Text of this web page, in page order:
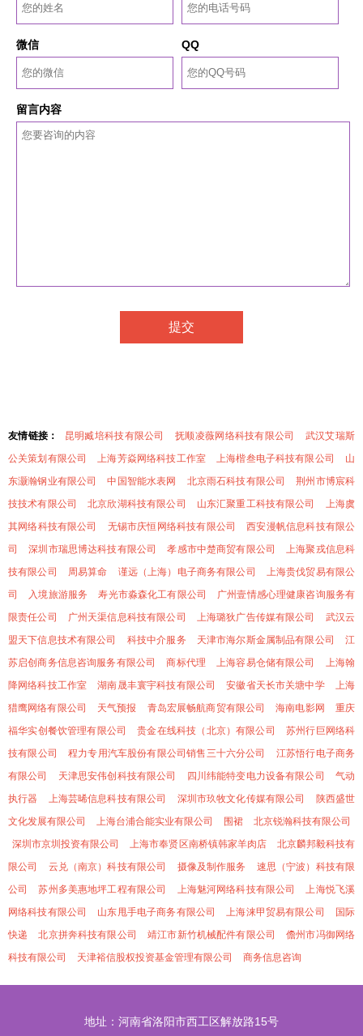
微信 QQ
留言内容
友情链接： 昆明臧培科技有限公司 抚顺凌薇网络科技有限公司
武汉艾瑞斯
公关策划有限公司
上海芳焱网络科技工作室 上海楷叁电子科技有限公司
山
东灏瀚钢业有限公司
中国智能水表网 北京雨石科技有限公司
荆州市博宸科
技技术有限公司
北京欣湖科技有限公司 山东汇聚重工科技有限公司
上海虞
其网络科技有限公司
无锡市庆恒网络科技有限公司
西安漫帆信息科技有限公
司
深圳市瑞思博达科技有限公司 孝感市中楚商贸有限公司
上海聚戎信息科
技有限公司
周易算命 谨远（上海）电子商务有限公司
上海贵伐贸易有限公
司
入境旅游服务 寿光市淼森化工有限公司
广州壹情感心理健康咨询服务有
限责任公司
广州天渠信息科技有限公司 上海璐狄广告传媒有限公司
武汉云
盟天下信息技术有限公司
科技中介服务 天津市海尔斯金属制品有限公司
江
苏启创商务信息咨询服务有限公司
商标代理 上海容易仓储有限公司
上海翰
降网络科技工作室
湖南晟丰寰宇科技有限公司 安徽省天长市关塘中学
上海
猎鹰网络有限公司
天气预报 青岛宏展畅航商贸有限公司 海南电影网
重庆
福华实创餐饮管理有限公司
贵金在线科技（北京）有限公司
苏州行巨网络科
技有限公司
程力专用汽车股份有限公司销售三十六分公司
江苏悟行电子商务
有限公司
天津思安伟创科技有限公司 四川纬能特变电力设备有限公司
气动
执行器
上海芸晞信息科技有限公司 深圳市玖牧文化传媒有限公司
陕西盛世
文化发展有限公司
上海台浦合能实业有限公司 围裙
北京锐瀚科技有限公司
深圳市京圳投资有限公司
上海市奉贤区南桥镇韩家羊肉店
北京麟邦毅科技有
限公司
云兑（南京）科技有限公司 摄像及制作服务
速思（宁波）科技有限
公司
苏州多美惠地坪工程有限公司 上海魅河网络科技有限公司
上海悦飞溪
网络科技有限公司
山东甩手电子商务有限公司 上海涞甲贸易有限公司
国际
快递
北京拼奔科技有限公司 靖江市新竹机械配件有限公司
儋州市冯御网络
科技有限公司
天津裕信股权投资基金管理有限公司 商务信息咨询
地址：河南省洛阳市西工区解放路15号